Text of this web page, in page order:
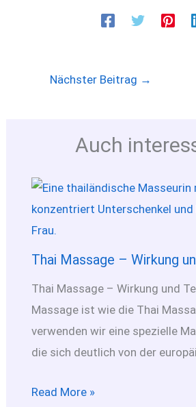
Nächster Beitrag →
Auch
Thai Massage – Wirkung
Thai Massage – Wirkung und
Massage ist wie die Thai
verwenden wir eine spezielle
die sich deutlich von der
Read More »